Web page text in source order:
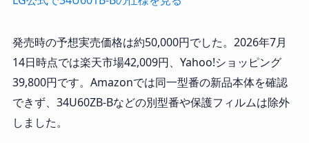
発売時の予想実売価格は約50,000円でした。2026年7月
14日時点では楽天市場42,009円、Yahoo!ショッピング
39,800円です。Amazonでは同一型番の新品本体を確認
できず、34U60ZB-Bなどの別型番や保護フィルムは除外
しました。